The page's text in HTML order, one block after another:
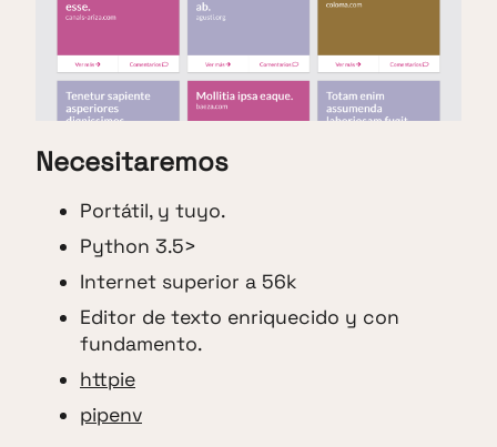
Necesitaremos
Portátil, y tuyo.
Python 3.5>
Internet superior a 56k
Editor de texto enriquecido y con
fundamento.
httpie
pipenv